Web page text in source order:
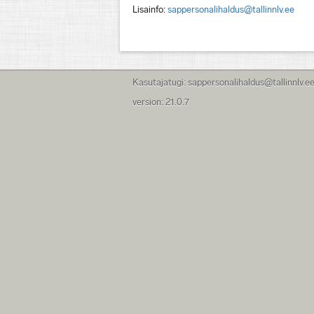
Lisainfo: sappersonalihaldus@tallinnlv.ee
Kasutajatugi: sappersonalihaldus@tallinnlv.ee
version: 21.0.7